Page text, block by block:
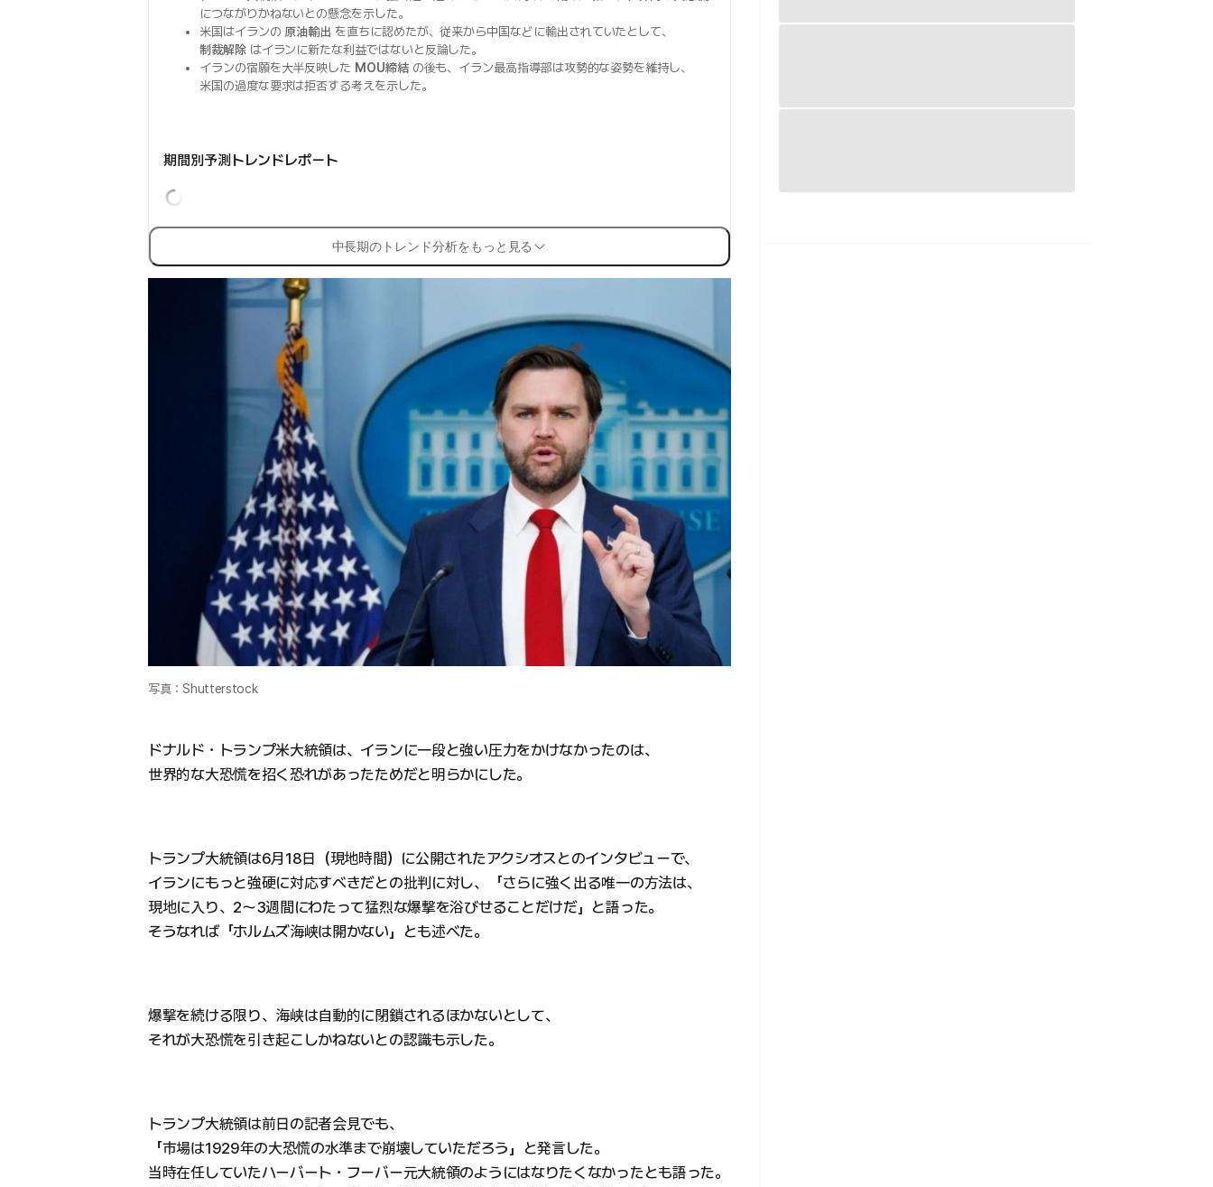
につながりかねないとの懸念を示した。
米国はイランの 原油輸出 を直ちに認めたが、従来から中国などに輸出されていたとして、
制裁解除はイランに新たな利益ではないと反論した。
イランの宿願を大半反映した MOU締結の後も、イラン最高指導部は攻勢的な姿勢を維持し、
米国の過度な要求は拒否する考えを示した。
期間別予測トレンドレポート
中長期のトレンド分析をもっと見る
写真：Shutterstock
ドナルド・トランプ米大統領は、イランに一段と強い圧力をかけなかったのは、
世界的な大恐慌を招く恐れがあったためだと明らかにした。
トランプ大統領は6月18日（現地時間）に公開されたアクシオスとのインタビューで、
イランにもっと強硬に対応すべきだとの批判に対し、「さらに強く出る唯一の方法は、
現地に入り、2〜3週間にわたって猛烈な爆撃を浴びせることだけだ」と語った。
そうなれば「ホルムズ海峡は開かない」とも述べた。
爆撃を続ける限り、海峡は自動的に閉鎖されるほかないとして、
それが大恐慌を引き起こしかねないとの認識も示した。
トランプ大統領は前日の記者会見でも、
「市場は1929年の大恐慌の水準まで崩壊していただろう」と発言した。
当時在任していたハーバート・フーバー元大統領のようにはなりたくなかったとも語った。